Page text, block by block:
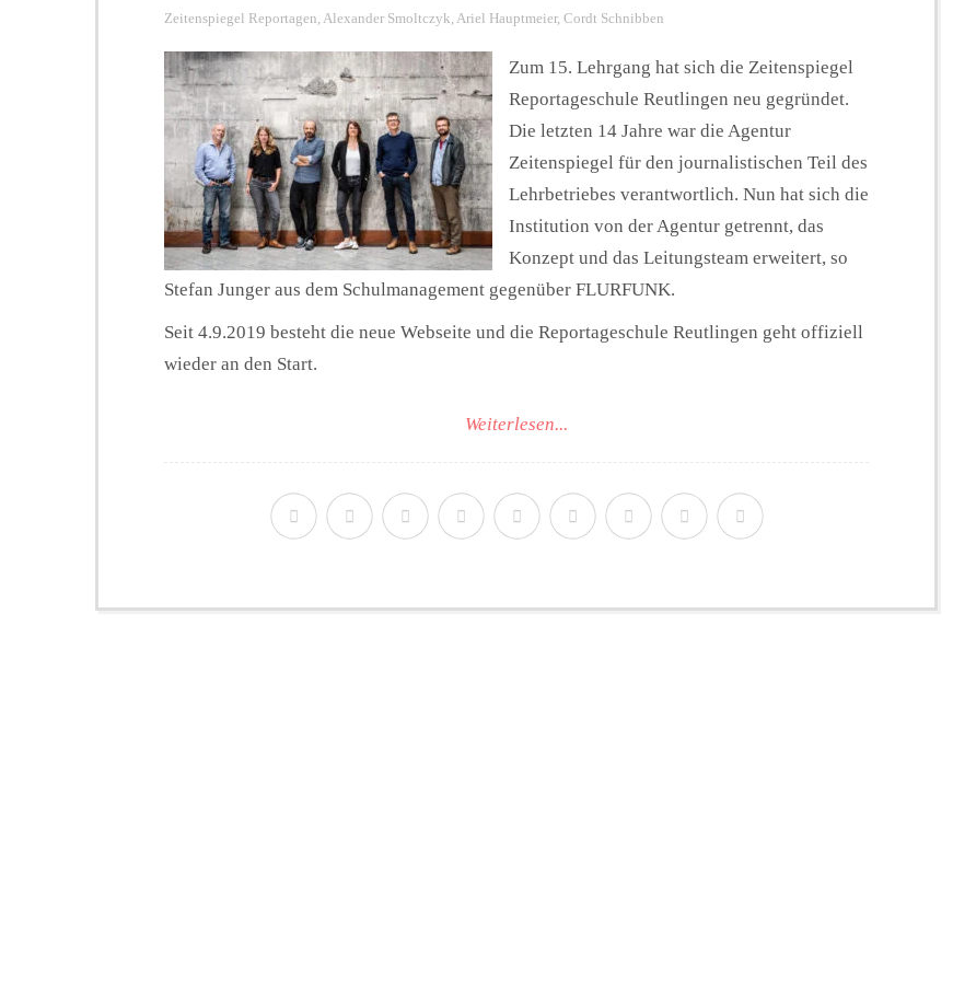
Zeitenspiegel Reportagen, Alexander Smoltczyk, Ariel Hauptmeier, Cordt Schnibben
Zum 15. Lehrgang hat sich die Zeitenspiegel
Reportageschule Reutlingen neu gegründet.
Die letzten 14 Jahre war die Agentur
Zeitenspiegel für den journalistischen Teil des
Lehrbetriebes verantwortlich. Nun hat sich die
Institution von der Agentur getrennt, das
Konzept und das Leitungsteam erweitert, so
Stefan Junger aus dem Schulmanagement gegenüber FLURFUNK.
Seit 4.9.2019 besteht die neue Webseite und die Reportageschule Reutlingen geht offiziell
wieder an den Start.
Weiterlesen...